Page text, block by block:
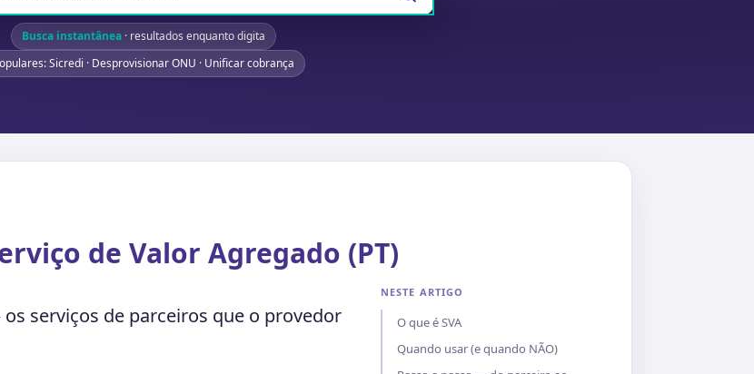
Busca instantânea · resultados enquanto digita
Sicredi · Desprovisionar ONU · Unificar cobrança
de Valor Agregado (PT)
serviços de parceiros que o provedor
NESTE ARTIGO
O que é SVA
Quando usar (e quando NÃO)